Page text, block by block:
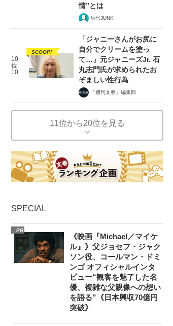
情”とは
辰巳JUNK
10
位
10
SCOOP!
「ジャニーさんがお尻に
自分でクリームを塗っ
て…」元ジャニーズJr. 石
丸志門氏が求められたお
ぞましい性行為
「週刊文春」編集部
11位から20位を見る
SPECIAL
PR
《映画『Michael／マイケ
ル』》父ジョセフ・ジャク
ソン役、コールマン・ドミ
ンゴ オフィシャルインタ
ビュー“観客を魅了した名
優、複雑な父親像への想い
を語る”《日本興収70億円
突破》